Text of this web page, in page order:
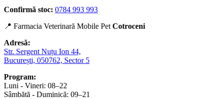
Confirmă stoc: 0784 993 993
📍 Farmacia Veterinară Mobile Pet Cotroceni
Adresă:
Str. Sergent Nuțu Ion 44,
București, 050762, Sector 5
Program:
Luni - Vineri: 08–22
Sâmbătă - Duminică: 09–21